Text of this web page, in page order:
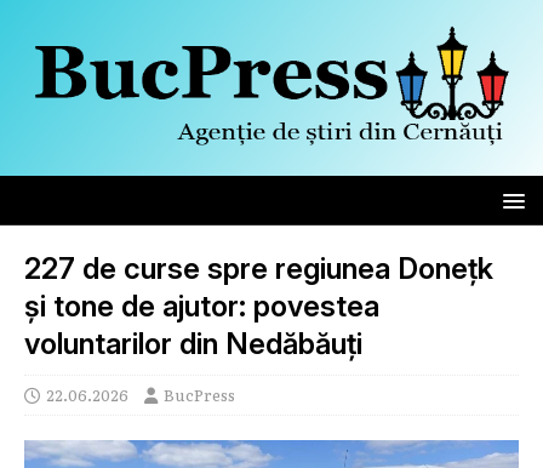
227 de curse spre regiunea Donețk
și tone de ajutor: povestea
voluntarilor din Nedăbăuți
22.06.2026 BucPress